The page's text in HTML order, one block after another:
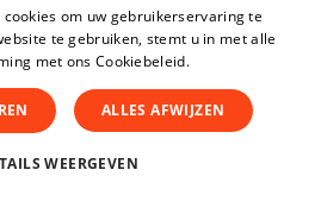
DUTCH
ENGLISH
SPANISH
om uw gebruikerservaring te
te gebruiken, stemt u in met alle
met ons Cookiebeleid.
ALLES AFWIJZEN
WEERGEVEN